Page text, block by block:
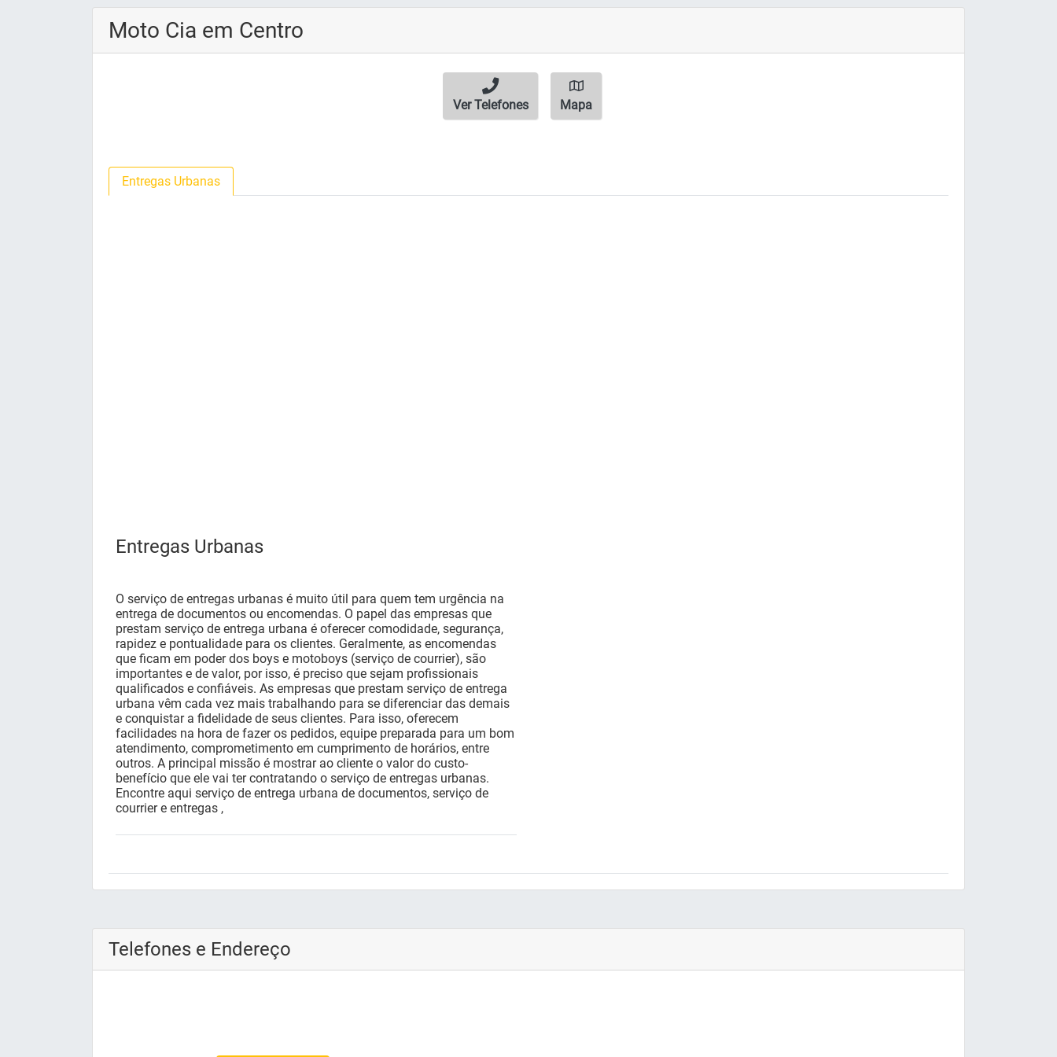
Moto Cia em Centro
Ver Telefones Mapa
Entregas Urbanas
Entregas Urbanas
O serviço de entregas urbanas é muito útil para quem tem urgência na
entrega de documentos ou encomendas. O papel das empresas que
prestam serviço de entrega urbana é oferecer comodidade, segurança,
rapidez e pontualidade para os clientes. Geralmente, as encomendas
que ficam em poder dos boys e motoboys (serviço de courrier), são
importantes e de valor, por isso, é preciso que sejam profissionais
qualificados e confiáveis. As empresas que prestam serviço de entrega
urbana vêm cada vez mais trabalhando para se diferenciar das demais
e conquistar a fidelidade de seus clientes. Para isso, oferecem
facilidades na hora de fazer os pedidos, equipe preparada para um bom
atendimento, comprometimento em cumprimento de horários, entre
outros. A principal missão é mostrar ao cliente o valor do custo-
benefício que ele vai ter contratando o serviço de entregas urbanas.
Encontre aqui serviço de entrega urbana de documentos, serviço de
courrier e entregas ,
Telefones e Endereço